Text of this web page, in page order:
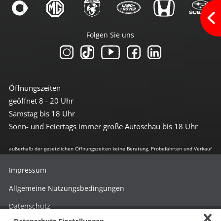
Getriebe
grüne Feinstaubplakette
Start-Stop Automatik
Extras
Allwetter (M+S)
Außentemperaturanzeige
Befestigungsösen im Laderaum
getönte Scheiben hinten
Metalliclackierung
Verzurrösen
Weiteres
Öffnungszeiten
geöffnet 8 - 20 Uhr
Samstag bis 18 Uhr
Sonn- und Feiertags immer große Autoschau bis 18 Uhr
Folgen Sie uns
außerhalb der gesetzlichen Öffnungszeiten keine Beratung, Probefahrten und Verkauf
Impressum
Allgemeine Nutzungsbedingungen
Datenschutz